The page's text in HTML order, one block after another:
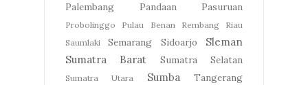
Palembang
Pandaan Pasuruan
Probolinggo Pulau Benan Rembang
Riau
Saumlaki
Semarang Sidoarjo
Sleman
Sumatra Barat
Sumatra Selatan
Sumatra Utara Sumba
Tangerang